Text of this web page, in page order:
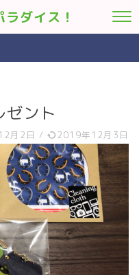
ダイス！
ゼント
月2日 / 2019年12月3日